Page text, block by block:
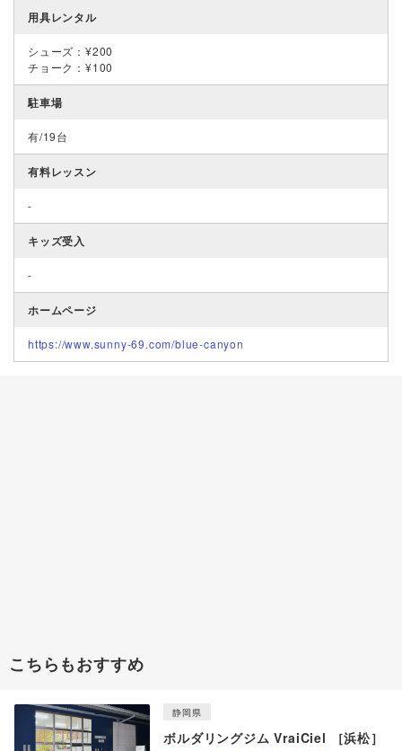
用具レンタル
シューズ：¥200
チョーク：¥100
駐車場
有/19台
有料レッスン
-
キッズ受入
-
ホームページ
https://www.sunny-69.com/blue-canyon
こちらもおすすめ
静岡県
ボルダリングジム VraiCiel ［浜松］